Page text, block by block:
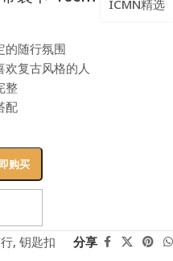
ICMN精选
的随行氛围
复古风格的人
整
配
购买
, 钥匙扣 分享